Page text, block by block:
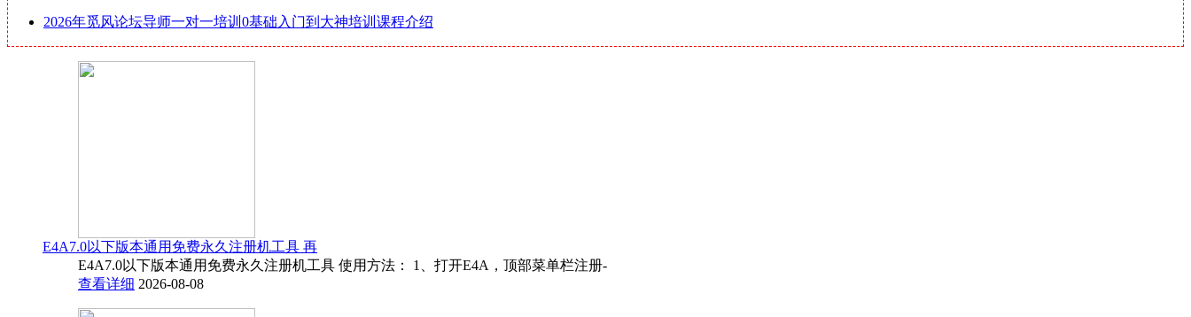
2026年觅风论坛导师一对一培训0基础入门到大神培训课程介绍
E4A7.0以下版本通用免费永久注册机工具 再
E4A7.0以下版本通用免费永久注册机工具 使用方法： 1、打开E4A，顶部菜单栏注册-
查看详细 2026-08-08